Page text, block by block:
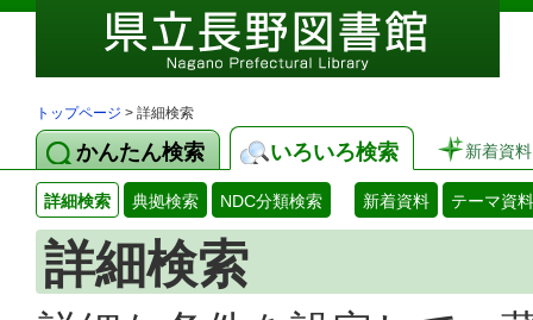
トップページ > 詳細検索
かんたん検索 いろいろ検索 新着資料
詳細検索 典拠検索 NDC分類検索 新着資料 テーマ資料
詳細検索